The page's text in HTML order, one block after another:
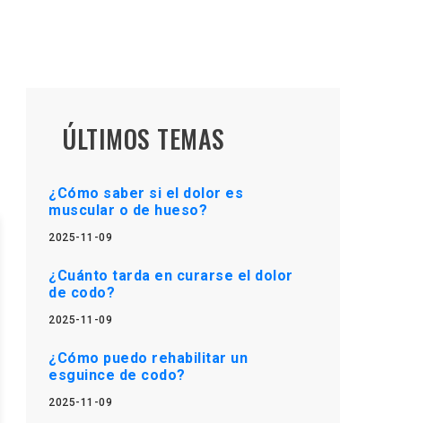
ÚLTIMOS TEMAS
¿Cómo saber si el dolor es
muscular o de hueso?
2025-11-09
¿Cuánto tarda en curarse el dolor
de codo?
2025-11-09
¿Cómo puedo rehabilitar un
esguince de codo?
2025-11-09